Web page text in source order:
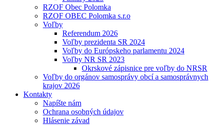
RZOF Obec Polomka
RZOF OBEC Polomka s.r.o
Voľby
Referendum 2026
Voľby prezidenta SR 2024
Voľby do Európskeho parlamentu 2024
Voľby NR SR 2023
Okrskové zápisnice pre voľby do NRSR
Voľby do orgánov samosprávy obcí a samosprávnych
krajov 2026
Kontakty
Napíšte nám
Ochrana osobných údajov
Hlásenie závad